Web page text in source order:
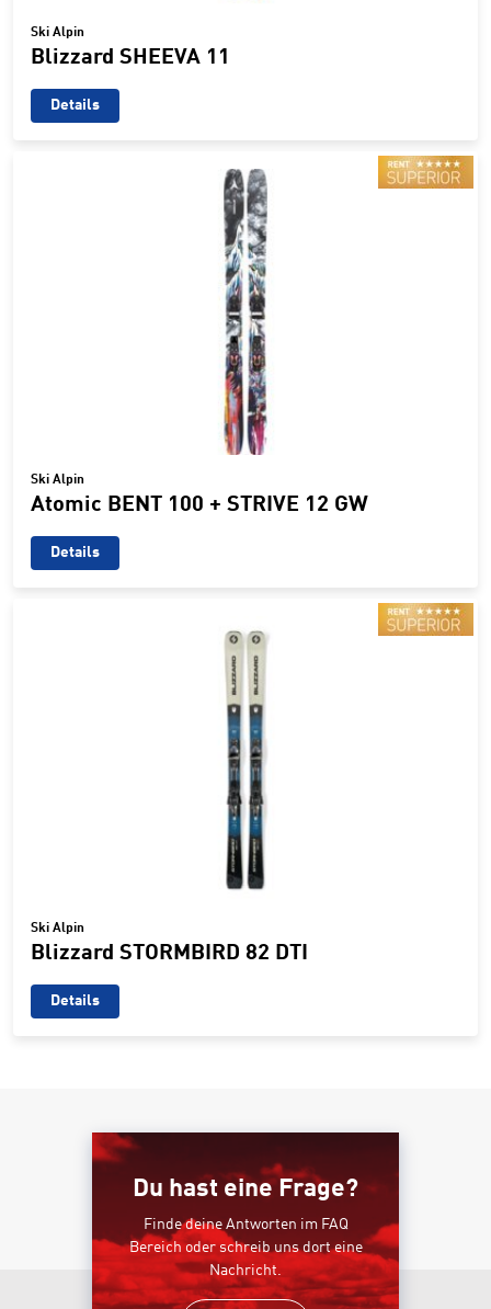
Ski Alpin
Blizzard SHEEVA 11
Details
Ski Alpin
Atomic BENT 100 + STRIVE 12 GW
Details
Ski Alpin
Blizzard STORMBIRD 82 DTI
Details
Du hast eine Frage?
Finde deine Antworten im FAQ
Bereich oder schreib uns dort eine
Nachricht.